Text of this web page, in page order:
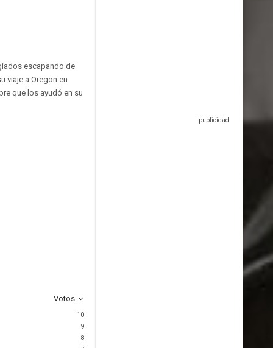
escapando de
viaje a Oregon en
que los ayudó en su
Votos
10
9
8